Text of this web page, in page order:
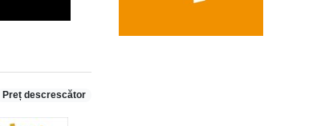
Preț descrescător